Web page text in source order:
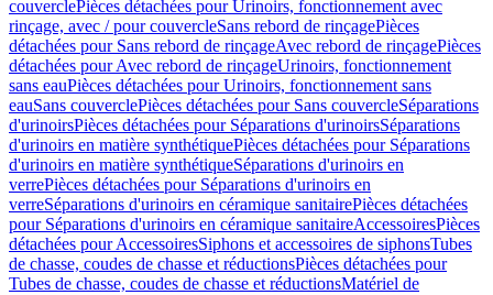
couverclePièces détachées pour Urinoirs, fonctionnement avec
rinçage, avec / pour couvercleSans rebord de rinçagePièces
détachées pour Sans rebord de rinçageAvec rebord de rinçagePièces
détachées pour Avec rebord de rinçageUrinoirs, fonctionnement
sans eauPièces détachées pour Urinoirs, fonctionnement sans
eauSans couverclePièces détachées pour Sans couvercleSéparations
d'urinoirsPièces détachées pour Séparations d'urinoirsSéparations
d'urinoirs en matière synthétiquePièces détachées pour Séparations
d'urinoirs en matière synthétiqueSéparations d'urinoirs en
verrePièces détachées pour Séparations d'urinoirs en
verreSéparations d'urinoirs en céramique sanitairePièces détachées
pour Séparations d'urinoirs en céramique sanitaireAccessoiresPièces
détachées pour AccessoiresSiphons et accessoires de siphonsTubes
de chasse, coudes de chasse et réductionsPièces détachées pour
Tubes de chasse, coudes de chasse et réductionsMatériel de